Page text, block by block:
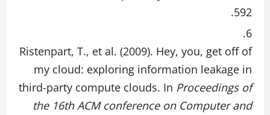
592.
Ristenpart, T., et al. (2009). Hey, you, get off of
my cloud: exploring information leakage in
third-party compute clouds. In Proceedings of
the 16th ACM conference on Computer and